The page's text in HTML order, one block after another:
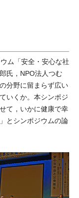
ム「安全・安心な社
氏，NPO法人つむ
分野に留まらず広い
いくか。本シンポジ
て，いかに健康で幸
とシンポジウムの論